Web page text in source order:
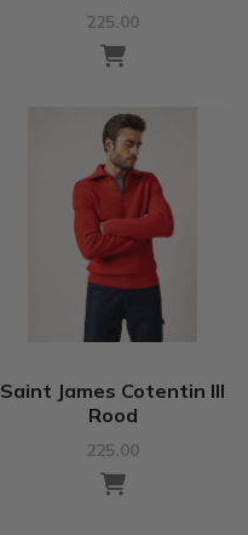
225.00
Saint James Cotentin III
Rood
225.00